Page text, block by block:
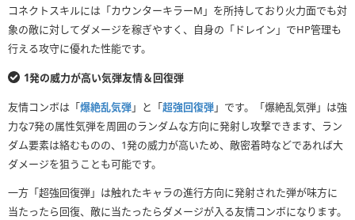
コネクトスキルには「カウンターキラーM」を所持しており火力面でも対
象の敵に対してダメージを稼ぎやすく、自身の「ドレイン」でHP管理も
行える攻守に優れた性能です。
1発の威力が高い気弾友情＆回復弾
友情コンボは「爆絶乱気弾」と「超強回復弾」です。「爆絶乱気弾」は強
力な7発の属性気弾を周囲のランダムな方向に発射し攻撃できます、ラン
ダム要素は絡むものの、1発の威力が高いため、敵密着時などであれば大
ダメージを狙うことも可能です。
一方「超強回復弾」は触れたキャラの進行方向に発射された弾が味方に
当たったら回復、敵に当たったらダメージが入る友情コンボになります。